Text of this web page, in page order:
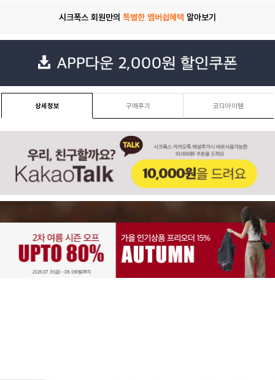
시크폭스 회원만의 특별한 멤버쉽혜택 알아보기
상세정보 구매후기 코디아이템